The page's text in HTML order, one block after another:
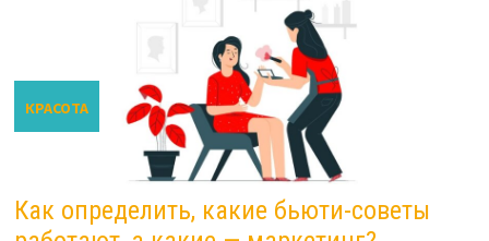
КРАСОТА
Как определить, какие бьюти-советы